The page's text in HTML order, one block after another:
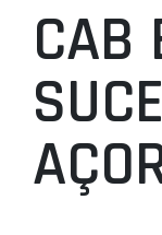
ÚLTIMAS
CLUBES
AGENTES
CAB